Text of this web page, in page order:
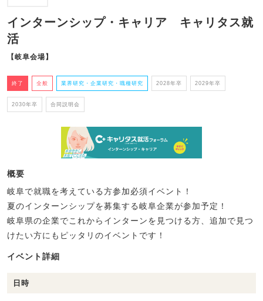
インターンシップ・キャリア キャリタス就
活
【岐阜会場】
終了 全般 業界研究・企業研究・職種研究 2028年卒 2029年卒
2030年卒 合同説明会
概要
岐阜で就職を考えている方参加必須イベント！
夏のインターンシップを募集する岐阜企業が参加予定！
岐阜県の企業でこれからインターンを見つける方、追加で見つ
けたい方にもピッタリのイベントです！
イベント詳細
日時